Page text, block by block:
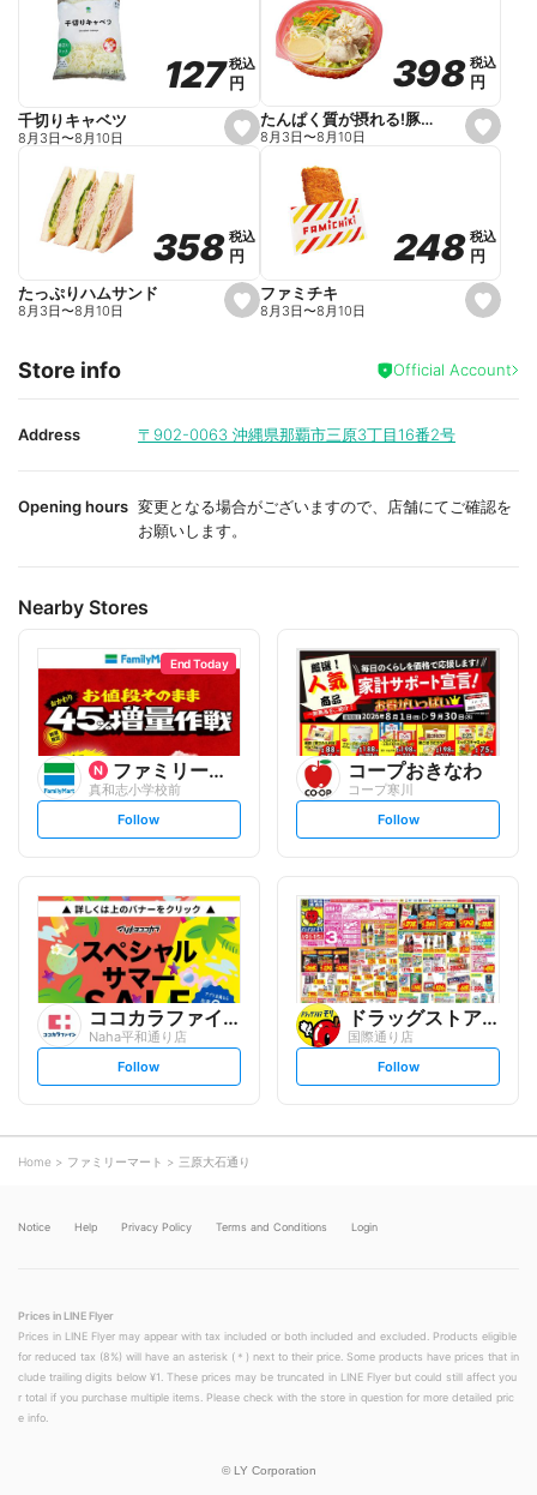
o
r
i
e
o
r
i
e
s
e
o
r
i
e
127
127税込
税込
円
円
千切りキャベツ
8月3日〜8月10日
s
e
o
r
i
e
398
398 税込
税込
円
円
たんぱく質が摂れる!豚しゃぶのパスタサラダ
8月3日〜8月10日
s
e
i
t
358
358税込
税込
円
円
たっぷりハムサンド
8月3日〜8月10日
s
e
a
248
248 税込
税込
円
円
ファミチキ
8月3日〜8月10日
Store info Official Account
Address 〒902-0063 沖縄県那覇市三原3丁目16番2号
Opening hours 変更となる場合がございますので、店舗にてご確認を
お願いします。
Nearby Stores
End Today
ファミリーマート
真和志小学校前
s
l
o
w
Follow
コープおきなわ
コープ寒川
s
l
o
w
Follow
ココカラファイン
Naha平和通り店
s
l
o
Follow
ドラッグストアモリ
国際通り店
s
l
Follow
Home ファミリーマート 三原大石通り
Notice Help Privacy Policy Terms and Conditions Login
Prices in LINE Flyer
Prices in LINE Flyer may appear with tax included or both included and excluded. Products eligible
for reduced tax (8%) will have an asterisk (＊) next to their price. Some products have prices that in
clude trailing digits below ¥1. These prices may be truncated in LINE Flyer but could still affect you
r total if you purchase multiple items. Please check with the store in question for more detailed pric
e info.
© LY Corporation